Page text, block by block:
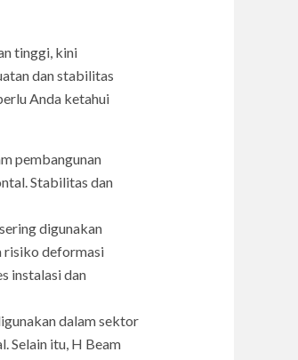
tinggi, kini
dan stabilitas
Anda ketahui
pembangunan
Stabilitas dan
digunakan
risiko deformasi
instalasi dan
dalam sektor
Selain itu, H Beam